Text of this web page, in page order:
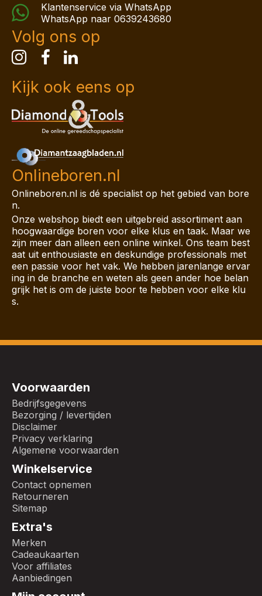
Klantenservice via WhatsApp
WhatsApp naar 0639243680
Volg ons op
Kijk ook eens op
Onlineboren.nl
Onlineboren.nl is dé specialist op het gebied van bore
n.
Onze webshop biedt een uitgebreid assortiment aan
hoogwaardige boren voor elke klus en taak. Maar we
zijn meer dan alleen een online winkel. Ons team best
aat uit enthousiaste en deskundige professionals met
een passie voor het vak. We hebben jarenlange ervar
ing in de branche en weten als geen ander hoe belan
grijk het is om de juiste boor te hebben voor elke klu
s.
Voorwaarden
Bedrijfsgegevens
Bezorging / levertijden
Disclaimer
Privacy verklaring
Algemene voorwaarden
Winkelservice
Contact opnemen
Retourneren
Sitemap
Extra's
Merken
Cadeaukaarten
Voor affiliates
Aanbiedingen